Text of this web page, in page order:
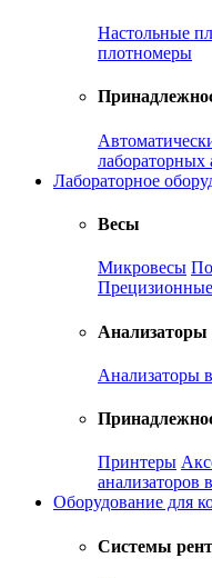
Настольные
плотномеры
лабораторных
Лабораторное
Весы
Микровесы
Анализаторы
Анализаторы
Принтеры
анализаторов
Оборудование для
Системы